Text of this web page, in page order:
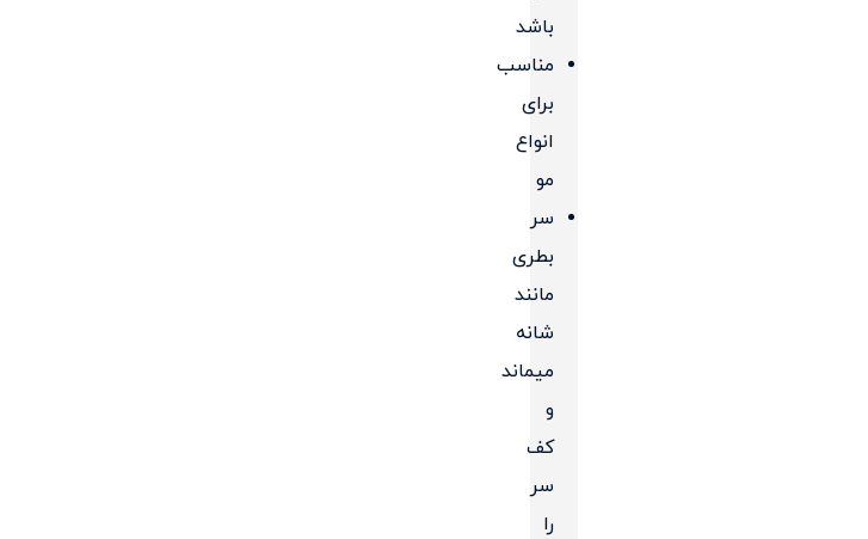
باشد
مناسب
برای
انواع
مو
سر
بطری
مانند
شانه
میماند
و
کف
سر
را